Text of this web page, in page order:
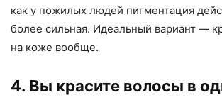
как у пожилых людей пигментация
более сильная. Идеальный вариант —
на коже вообще.
4. Вы красите волосы в